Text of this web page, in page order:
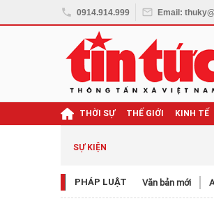
0914.914.999 Email:
THỜI SỰ THẾ GIỚI KINH TẾ
SỰ KIỆN
PHÁP LUẬT Văn bản mới